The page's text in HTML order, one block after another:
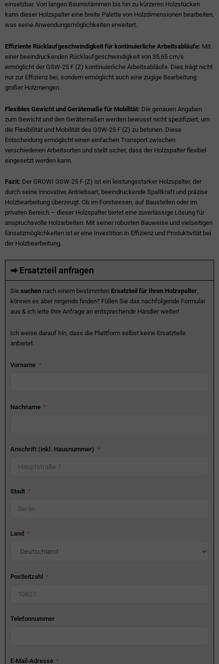
einsetzbar. Von langen Baumstämmen bis hin zu kürzeren Holzstücken
kann dieser Holzspalter eine breite Palette von Holzdimensionen bearbeiten,
was seine Anwendungsmöglichkeiten erweitert.
Effiziente Rücklaufgeschwindigkeit für kontinuierliche Arbeitsabläufe: Mit
einer beeindruckenden Rücklaufgeschwindigkeit von 35,65 cm/s
ermöglicht der GSW-25 F (Z) kontinuierliche Arbeitsabläufe. Dies trägt nicht
nur zur Effizienz bei, sondern ermöglicht auch eine zügige Bearbeitung
großer Holzmengen.
Flexibles Gewicht und Gerätemaße für Mobilität: Die genauen Angaben
zum Gewicht und den Gerätemaßen werden bewusst nicht spezifiziert, um
die Flexibilität und Mobilität des GSW-25 F (Z) zu betonen. Diese
Entscheidung ermöglicht einen einfachen Transport zwischen
verschiedenen Arbeitsorten und stellt sicher, dass der Holzspalter flexibel
eingesetzt werden kann.
Fazit: Der GROWI GSW-25 F (Z) ist ein leistungsstarker Holzspalter, der
durch seine innovative Antriebsart, beeindruckende Spaltkraft und präzise
Holzbearbeitung überzeugt. Ob im Forstwesen, auf Baustellen oder im
privaten Bereich – dieser Holzspalter bietet eine zuverlässige Lösung für
anspruchsvolle Holzarbeiten. Mit seiner robusten Bauweise und vielseitigen
Einsatzmöglichkeiten ist er eine Investition in Effizienz und Produktivität bei
der Holzbearbeitung.
➡ Ersatzteil anfragen
Sie suchen nach einem bestimmten Ersatzteil für Ihren Holzspalter,
können es aber nirgends finden? Füllen Sie das nachfolgende Formular
aus & ich leite Ihre Anfrage an entsprechende Händler weiter!
Ich weise darauf hin, dass die Plattform selbst keine Ersatzteile
anbietet.
Vorname
Nachname
Anschrift (inkl. Hausnummer)
Stadt
Land
Postleitzahl
Telefonnummer
E-Mail-Adresse